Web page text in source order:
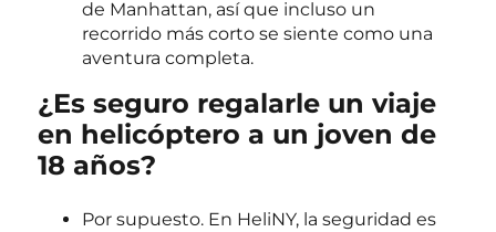
de Manhattan, así que incluso un
recorrido más corto se siente como una
aventura completa.
¿Es seguro regalarle un viaje
en helicóptero a un joven de
18 años?
Por supuesto. En HeliNY, la seguridad es